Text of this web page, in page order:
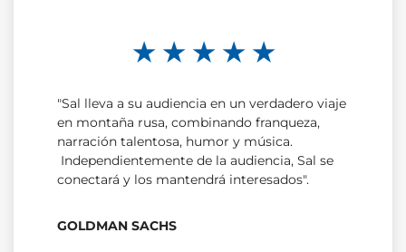
★ ★ ★ ★ ★
"Sal lleva a su audiencia en un verdadero viaje
en montaña rusa, combinando franqueza,
narración talentosa, humor y música.
Independientemente de la audiencia, Sal se
conectará y los mantendrá interesados".
GOLDMAN SACHS